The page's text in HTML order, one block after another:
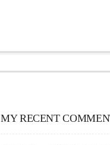
MY RECENT